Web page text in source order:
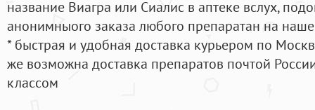
название Виагра или Сиалис в аптеке вслух,
анонимныого заказа любого препаратан на
* быстрая и удобная доставка курьером по
же возможна доставка препаратов почтой
классом